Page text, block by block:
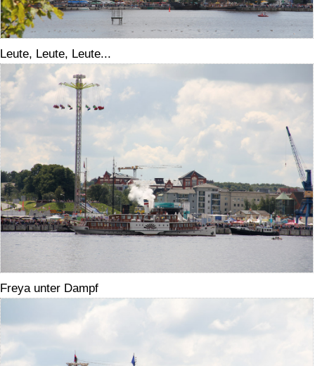
Leute, Leute, Leute...
Freya unter Dampf